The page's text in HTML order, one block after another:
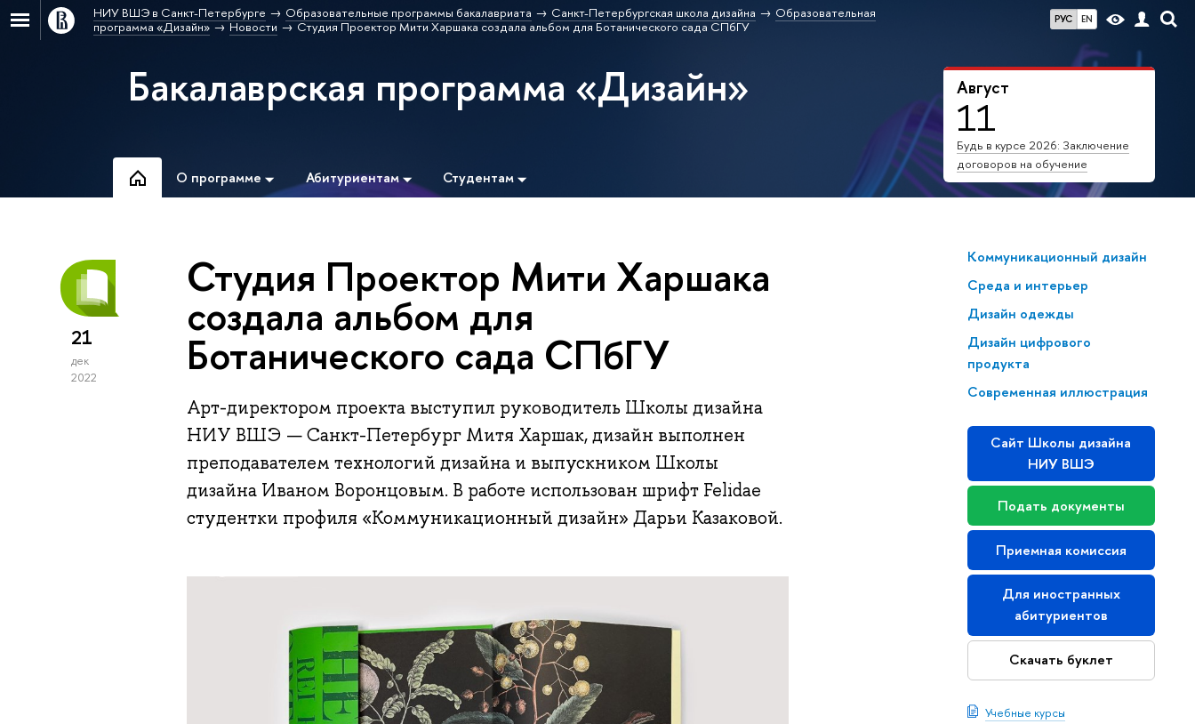
РУС EN
НИУ ВШЭ в Санкт-Петербурге Образовательные программы бакалавриата Санкт-Петербургская школа дизайна
Образовательная
программа «Дизайн»
Новости Студия Проектор Мити Харшака создала альбом для Ботанического сада СПбГУ
Август
11
Будь в курсе 2026: Заключение
договоров на обучение
Бакалаврская программа «Дизайн»
О программе Абитуриентам Студентам
Коммуникационный дизайн
Среда и интерьер
Дизайн одежды
Дизайн цифрового
продукта
Современная иллюстрация
Сайт Школы дизайна
НИУ ВШЭ
Подать документы
Приемная комиссия
Для иностранных
абитуриентов
Скачать буклет
Учебные курсы
21
дек
2022
Студия Проектор Мити Харшака
создала альбом для
Ботанического сада СПбГУ
Арт-директором проекта выступил руководитель Школы дизайна
НИУ ВШЭ — Санкт-Петербург Митя Харшак, дизайн выполнен
преподавателем технологий дизайна и выпускником Школы
дизайна Иваном Воронцовым. В работе использован шрифт Felidae
студентки профиля «Коммуникационный дизайн» Дарьи Казаковой.